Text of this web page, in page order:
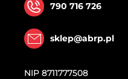
790 716 726
sklep@abrp.pl
NIP 8711777508